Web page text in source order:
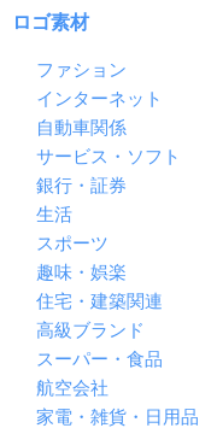
ロゴ素材
ファション
インターネット
自動車関係
サービス・ソフト
銀行・証券
生活
スポーツ
趣味・娯楽
住宅・建築関連
高級ブランド
スーパー・食品
航空会社
家電・雑貨・日用品